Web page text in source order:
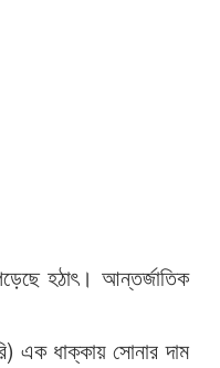
হঠাৎ। আন্তর্জাতিক
এক ধাক্কায় সোনার দাম